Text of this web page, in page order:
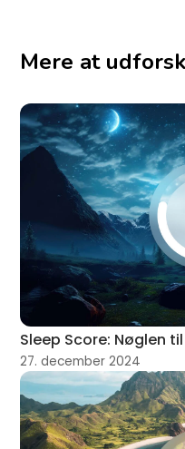
Mere at
Sleep Score: Nøglen
27. december 2024